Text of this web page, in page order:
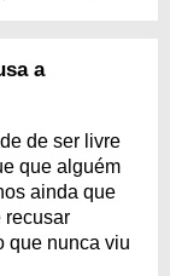
a
de ser livre
que alguém
ainda que
recusar
que nunca viu